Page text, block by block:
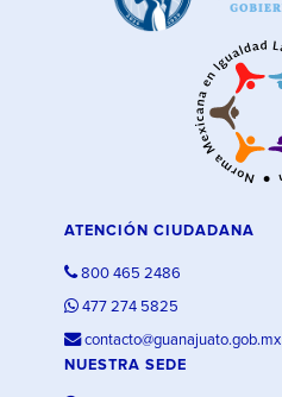
ATENCIÓN CIUDADANA
800 465 2486
477 274 5825
contacto@guanajuato.gob.mx
NUESTRA SEDE